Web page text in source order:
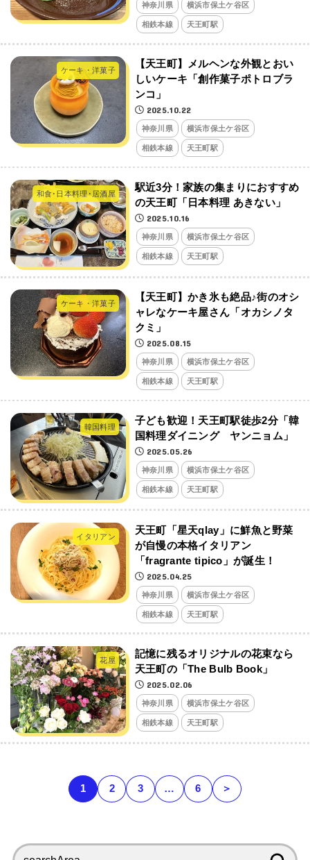
神奈川県 横浜市保土ケ谷区
相鉄本線 天王町駅
ケーキ・洋菓子
【天王町】メルヘンな外観とおい
しいケーキ「創作菓子ポトロブラ
ンコ」
2025.10.22
神奈川県 横浜市保土ケ谷区
相鉄本線 天王町駅
和食･日本料理･居酒屋
駅近3分！家族の集まりにおすすめ
の天王町「日本料理 あきない」
2025.10.16
神奈川県 横浜市保土ケ谷区
相鉄本線 天王町駅
ケーキ・洋菓子
【天王町】かき氷も絶品♪街のオシ
ャレなケーキ屋さん「オカシノタ
クミ」
2025.08.15
神奈川県 横浜市保土ケ谷区
相鉄本線 天王町駅
韓国料理
子ども歓迎！天王町駅徒歩2分「韓
国料理ダイニング ヤンニョム」
2025.05.26
神奈川県 横浜市保土ケ谷区
相鉄本線 天王町駅
イタリアン
天王町「星天qlay」に鮮魚と野菜
が自慢の本格イタリアン
「fragrante tipico」が誕生！
2025.04.25
神奈川県 横浜市保土ケ谷区
相鉄本線 天王町駅
花屋
記憶に残るオリジナルの花束なら
天王町の「The Bulb Book」
2025.02.06
神奈川県 横浜市保土ケ谷区
相鉄本線 天王町駅
1 2 3 … 6 ＞